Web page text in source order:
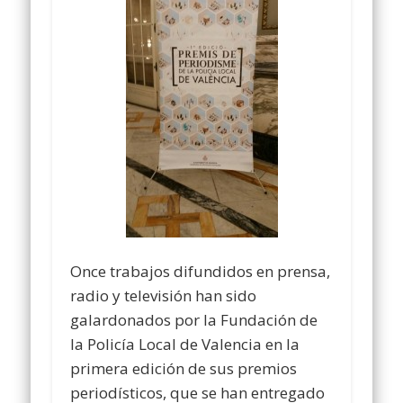
Once trabajos difundidos en prensa,
radio y televisión han sido
galardonados por la Fundación de
la Policía Local de Valencia en la
primera edición de sus premios
periodísticos, que se han entregado